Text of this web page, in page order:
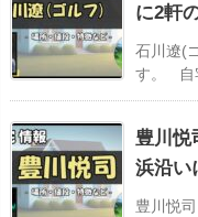
に2軒
石川遼(
す。 自
豊川悦
浜沿い
豊川悦